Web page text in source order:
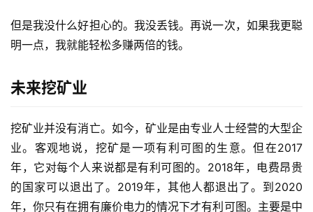
但是我没什么好担心的。我没丢钱。再说一次，如果我更聪
明一点，我就能轻松多赚两倍的钱。
未来挖矿业
挖矿业并没有消亡。如今，矿业是由专业人士经营的大型企
业。客观地说，挖矿是一项有利可图的生意。但在2017
年，它对每个人来说都是有利可图的。2018年，电费昂贵
的国家可以退出了。2019年，其他人都退出了。到2020
年，你只有在拥有廉价电力的情况下才有利可图。主要是中